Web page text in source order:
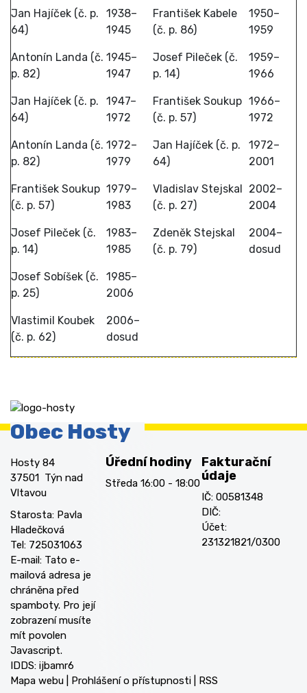
Jan Hajíček (č. p.
64)
1938–
1945
František Kabele
(č. p. 86)
1950–
1959
Antonín Landa (č.
p. 82)
1945–
1947
Josef Pileček (č.
p. 14)
1959–
1966
Jan Hajíček (č. p.
64)
1947–
1972
František Soukup
(č. p. 57)
1966–
1972
Antonín Landa (č.
p. 82)
1972–
1979
Jan Hajíček (č. p.
64)
1972–
2001
František Soukup
(č. p. 57)
1979–
1983
Vladislav Stejskal
(č. p. 27)
2002–
2004
Josef Pileček (č.
p. 14)
1983–
1985
Zdeněk Stejskal
(č. p. 79)
2004–
dosud
Josef Sobíšek (č.
p. 25)
1985–
2006
Vlastimil Koubek
(č. p. 62)
2006–
dosud
Obec Hosty
Hosty 84
37501 Týn nad
Vltavou
Starosta: Pavla
Hladečková
Tel: 725031063
E-mail: Tato e-
mailová adresa je
chráněna před
spamboty. Pro její
zobrazení musíte
mít povolen
Javascript.
IDDS: ijbamr6
Úřední hodiny
Středa 16:00 - 18:00
Fakturační
údaje
IČ: 00581348
DIČ:
Účet:
231321821/0300
Mapa webu Prohlášení o přístupnosti RSS